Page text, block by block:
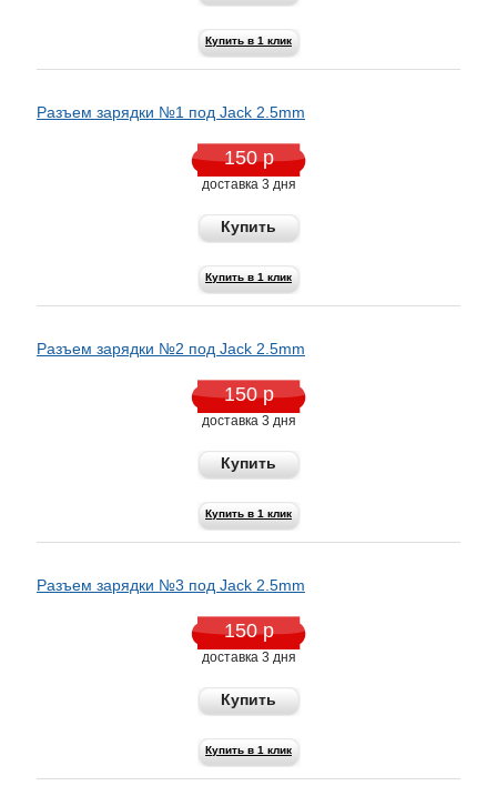
Купить в 1 клик
Разъем зарядки №1 под Jack 2.5mm
150 р
доставка 3 дня
Купить
Купить в 1 клик
Разъем зарядки №2 под Jack 2.5mm
150 р
доставка 3 дня
Купить
Купить в 1 клик
Разъем зарядки №3 под Jack 2.5mm
150 р
доставка 3 дня
Купить
Купить в 1 клик